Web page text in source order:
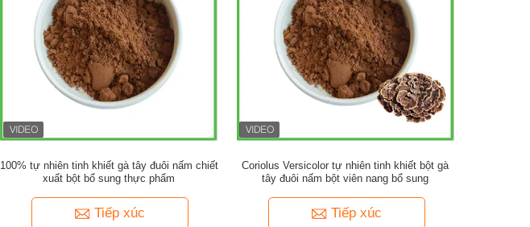
100% tự nhiên tinh khiết gà tây đuôi nấm chiết
xuất bột bổ sung thực phẩm
Tiếp xúc
Coriolus Versicolor tự nhiên tinh khiết bột gà
tây đuôi nấm bột viên nang bổ sung
Tiếp xúc